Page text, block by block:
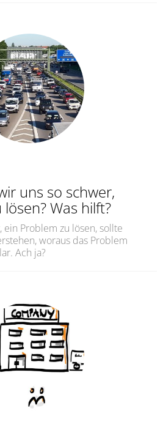
uns so schwer,
Was hilft?
ein Problem zu lösen, sollte
woraus das Problem
Ach ja?